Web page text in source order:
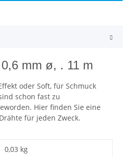
mm ø, . 11 m
oder Soft, für Schmuck
schon fast zu
Hier finden Sie eine
für jeden Zweck.
0,03 kg